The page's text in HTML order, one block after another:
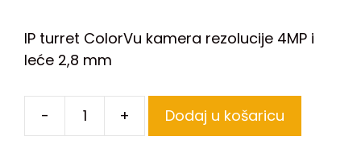
IP turret ColorVu kamera rezolucije 4MP i
leće 2,8 mm
- + Dodaj u košaricu